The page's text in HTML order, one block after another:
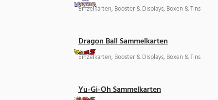
Einzelkarten, Booster & Displays, Boxen & Tins
Dragon Ball Sammelkarten
Einzelkarten, Booster & Displays, Boxen & Tins
Yu-Gi-Oh Sammelkarten